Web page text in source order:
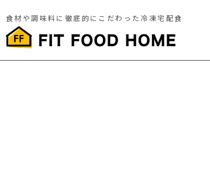
食材や調味料に徹底的にこだわった冷凍宅配食